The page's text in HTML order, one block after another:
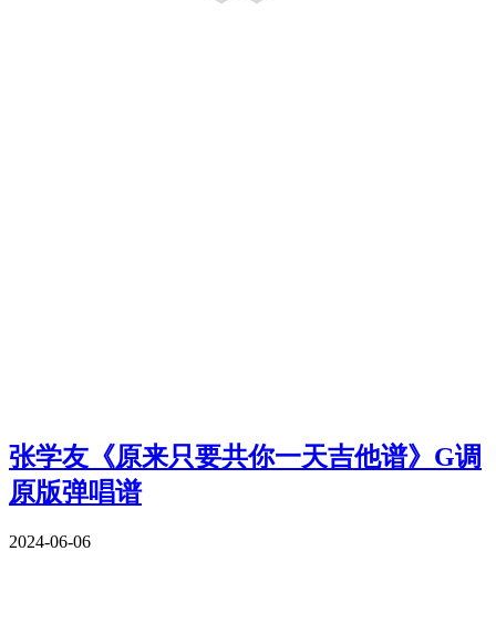
张学友《原来只要共你一天吉他谱》G调
原版弹唱谱
2024-06-06